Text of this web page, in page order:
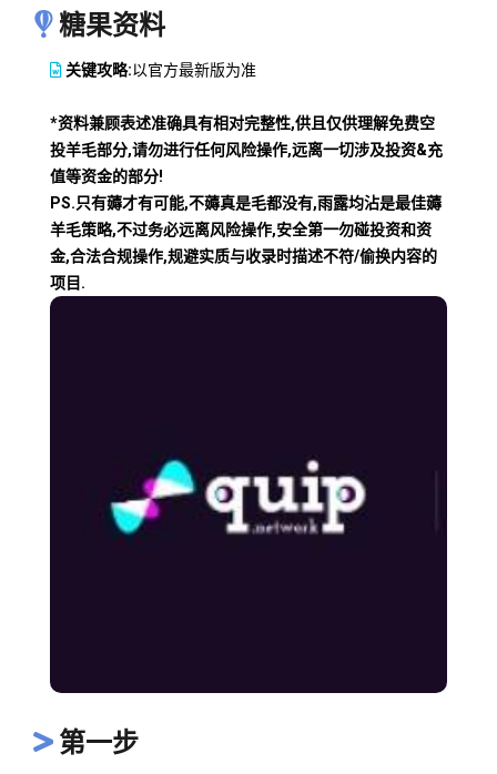
糖果资料
关键攻略:以官方最新版为准
*资料兼顾表述准确具有相对完整性,供且仅供理解免费空
投羊毛部分,请勿进行任何风险操作,远离一切涉及投资&充
值等资金的部分!
PS.只有薅才有可能,不薅真是毛都没有,雨露均沾是最佳薅
羊毛策略,不过务必远离风险操作,安全第一勿碰投资和资
金,合法合规操作,规避实质与收录时描述不符/偷换内容的
项目.
第一步